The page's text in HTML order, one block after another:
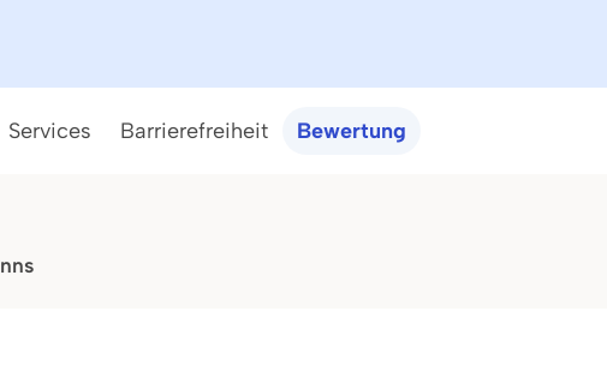
Services Barrierefreiheit Bewertung